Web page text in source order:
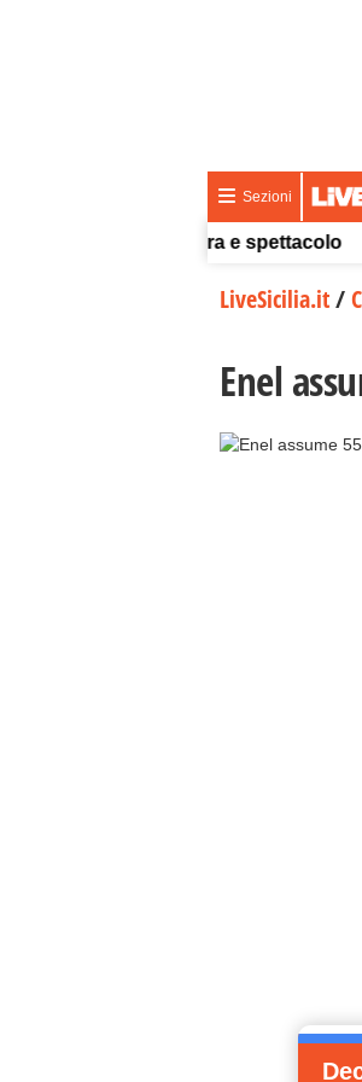
Sezioni
Cultura e spettacolo •
LiveSicilia.it/
Enel